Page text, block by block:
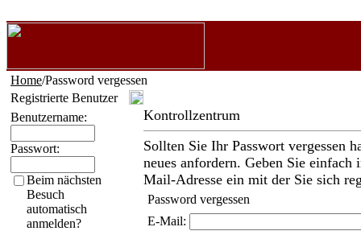
Home/Password vergessen
Registrierte Benutzer
Benutzername:
Passwort:
Beim nächsten
Besuch
automatisch
anmelden?
Kontrollzentrum
Sollten Sie Ihr Passwort vergessen
neues anfordern. Geben Sie
Mail-Adresse ein mit der Sie sich
Password vergessen
E-Mail: